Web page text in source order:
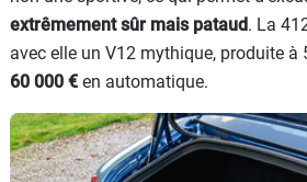
extrêmement sûr mais pataud. La
avec elle un V12 mythique, produite à
60 000 € en automatique.